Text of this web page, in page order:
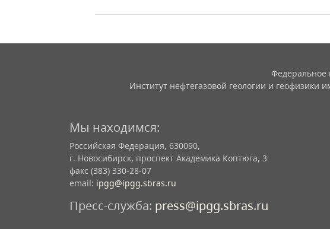
Федеральное
Институт нефтегазовой геологии и
Мы находимся:
Российская Федерация, 630090,
г. Новосибирск, проспект Академика Коптюга, 3
факс (383) 330-28-07
email: ipgg@ipgg.sbras.ru
Пресс-служба: press@ipgg.sbras.ru